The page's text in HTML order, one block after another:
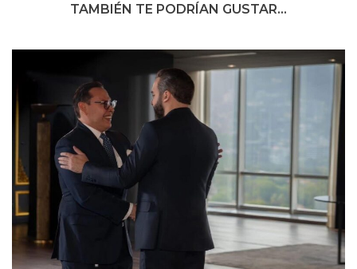
TAMBIÉN TE PODRÍAN GUSTAR...